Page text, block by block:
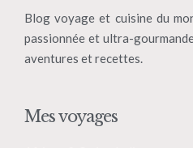
Blog voyage et cuisine du
passionnée et ultra-
aventures et recettes.
Mes voyages